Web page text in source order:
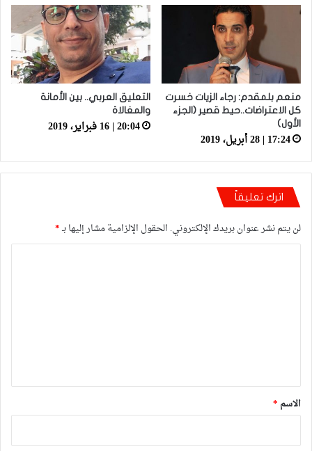
منعم بلمقدم: رجاء الزيات خسرت
كل الاعتراضات..حيط قصير (الجزء
الأول)
17:24 | 28 أبريل، 2019
التعليق العربي.. بين الأمانة
والمغالاة
20:04 | 16 فبراير، 2019
اترك تعليقاً
لن يتم نشر عنوان بريدك الإلكتروني. الحقول الإلزامية مشار إليها بـ*
*
الاسم *